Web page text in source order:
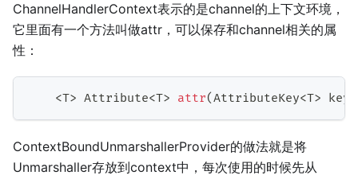
ChannelHandlerContext表示的是channel的上下文环境，
它里面有一个方法叫做attr，可以保存和channel相关的属
性：
<T> Attribute<T> attr(AttributeKey<T> key
ContextBoundUnmarshallerProvider的做法就是将
Unmarshaller存放到context中，每次使用的时候先从